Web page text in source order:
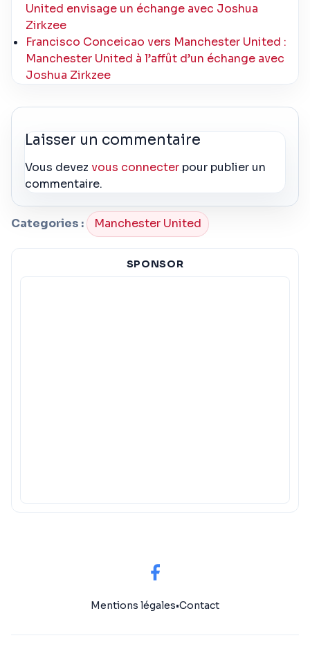
United envisage un échange avec Joshua
Zirkzee
Francisco Conceicao vers Manchester United :
Manchester United à l’affût d’un échange avec
Joshua Zirkzee
Laisser un commentaire
Vous devezvous connecter pour publier un
commentaire.
Categories : Manchester United
SPONSOR
Mentions légales•Contact